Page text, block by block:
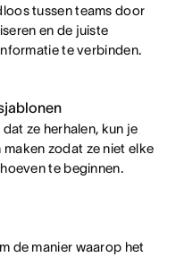
tussen teams door
en de juiste
te verbinden.
ze herhalen, kun je
zodat ze niet elke
te beginnen.
de manier waarop het